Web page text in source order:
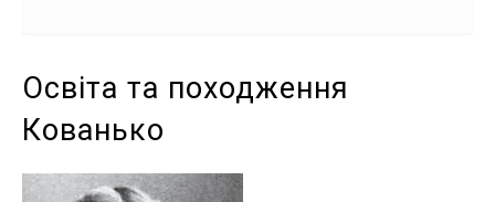
Освіта та походження
Кованько